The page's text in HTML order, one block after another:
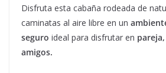
Disfruta esta cabaña rodeada de
caminatas al aire libre en un
seguro ideal para disfrutar en
amigos.